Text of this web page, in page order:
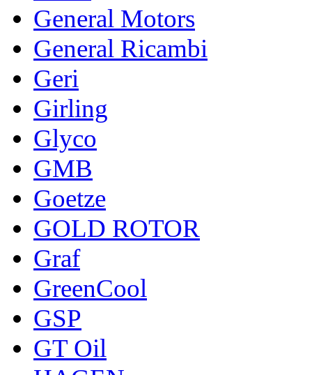
General Motors
General Ricambi
Geri
Girling
Glyco
GMB
Goetze
GOLD ROTOR
Graf
GreenCool
GSP
GT Oil